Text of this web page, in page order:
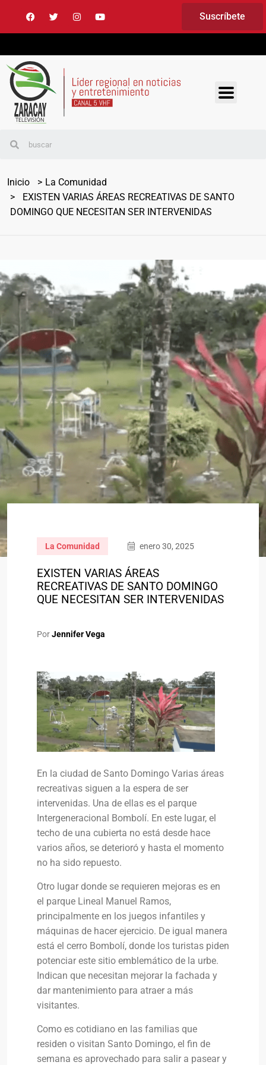
Suscríbete
Inicio
La Comunidad
EXISTEN VARIAS ÁREAS RECREATIVAS DE SANTO
DOMINGO QUE NECESITAN SER INTERVENIDAS
La Comunidad enero 30, 2025
EXISTEN VARIAS ÁREAS
RECREATIVAS DE SANTO DOMINGO
QUE NECESITAN SER INTERVENIDAS
PorJennifer Vega
En la ciudad de Santo Domingo Varias áreas
recreativas siguen a la espera de ser
intervenidas. Una de ellas es el parque
Intergeneracional Bombolí. En este lugar, el
techo de una cubierta no está desde hace
varios años, se deterioró y hasta el momento
no ha sido repuesto.
Otro lugar donde se requieren mejoras es en
el parque Lineal Manuel Ramos,
principalmente en los juegos infantiles y
máquinas de hacer ejercicio. De igual manera
está el cerro Bombolí, donde los turistas piden
potenciar este sitio emblemático de la urbe.
Indican que necesitan mejorar la fachada y
dar mantenimiento para atraer a más
visitantes.
Como es cotidiano en las familias que
residen o visitan Santo Domingo, el fin de
semana es aprovechado para salir a pasear y